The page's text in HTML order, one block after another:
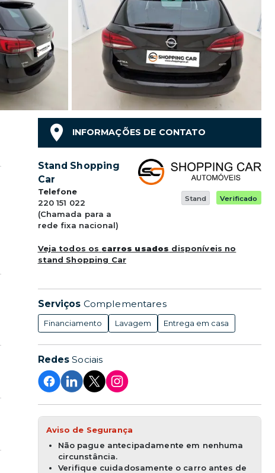
INFORMAÇÕES DE CONTATO
Stand Shopping
Car
Telefone
220 151 022
(Chamada para a
rede fixa nacional)
Stand Verificado
Veja todos os carros usados disponíveis no
stand Shopping Car
Serviços Complementares
Financiamento Lavagem Entrega em casa
RedesSociais
Aviso de Segurança
Não pague antecipadamente em nenhuma
circunstância.
Verifique cuidadosamente o carro antes de